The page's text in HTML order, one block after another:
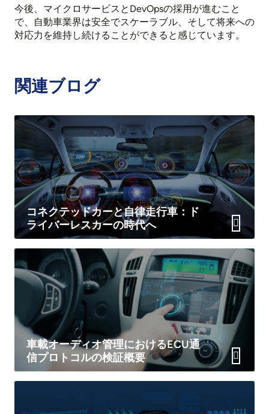
今後、マイクロサービスとDevOpsの採用が進むこと
で、自動車業界は安全でスケーラブル、そして将来への
対応力を維持し続けることができると感じています。
関連ブログ
コネクテッドカーと自律走行車：ド
ライバーレスカーの時代へ
車載オーディオ管理におけるECU通
信プロトコルの検証概要